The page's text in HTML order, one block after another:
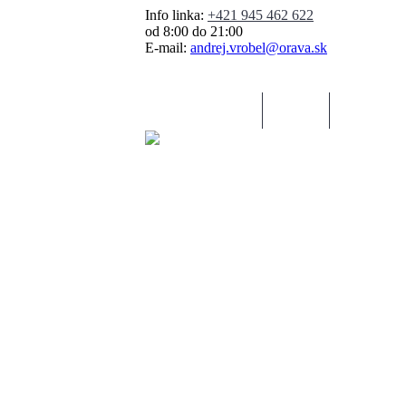
Info linka: +421 945 462 622
od 8:00 do 21:00
E-mail: andrej.vrobel@orava.sk